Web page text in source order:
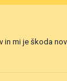
in mi je škoda